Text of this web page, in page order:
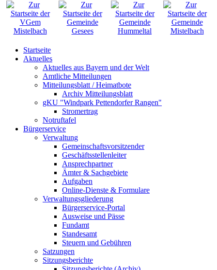
Startseite
Aktuelles
Aktuelles aus Bayern und der Welt
Amtliche Mitteilungen
Mitteilungsblatt / Heimatbote
Archiv Mitteilungsblatt
gKU "Windpark Pettendorfer Rangen"
Stromertrag
Notruftafel
Bürgerservice
Verwaltung
Gemeinschaftsvorsitzender
Geschäftsstellenleiter
Ansprechpartner
Ämter & Sachgebiete
Aufgaben
Online-Dienste & Formulare
Verwaltungsgliederung
Bürgerservice-Portal
Ausweise und Pässe
Fundamt
Standesamt
Steuern und Gebühren
Satzungen
Sitzungsberichte